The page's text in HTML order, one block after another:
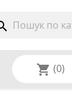
shopping_cart (0)